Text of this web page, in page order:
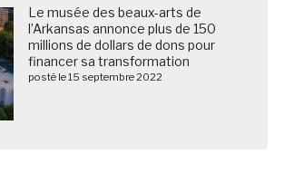
Le musée des beaux-arts de
l’Arkansas annonce plus de 150
millions de dollars de dons pour
financer sa transformation
posté le 15 septembre 2022